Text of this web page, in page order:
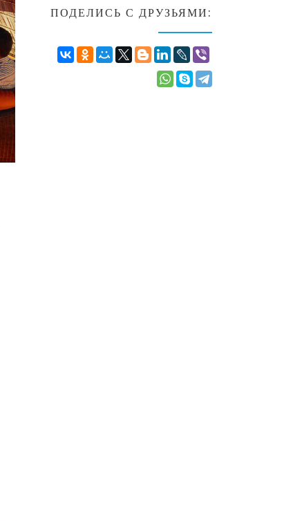
ПОДЕЛИСЬ С ДРУЗЬЯМИ: